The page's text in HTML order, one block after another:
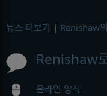
뉴스 더보기 | Renishaw
Renishaw
온라인 양식